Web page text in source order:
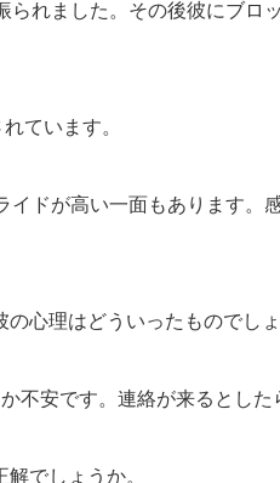
られました。その後彼にブロ
ています。
イドが高い一面もあります。
心理はどういったものでし
不安です。連絡が来るとした
でしょうか。